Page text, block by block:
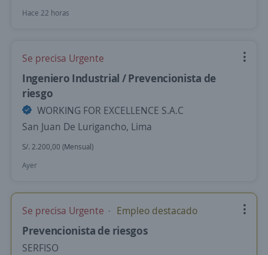
Hace 22 horas
Se precisa Urgente
Ingeniero Industrial / Prevencionista de
riesgo
WORKING FOR EXCELLENCE S.A.C
San Juan De Lurigancho, Lima
S/. 2.200,00 (Mensual)
Ayer
Se precisa Urgente Empleo destacado
Prevencionista de riesgos
SERFISO